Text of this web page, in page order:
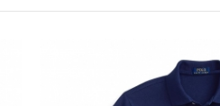
桃園國際機場(TPE)
臺中國際機場(RMQ)